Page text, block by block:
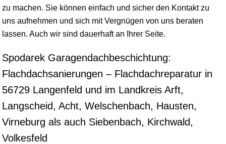
zu machen. Sie können einfach und sicher den Kontakt zu
uns aufnehmen und sich mit Vergnügen von uns beraten
lassen. Auch wir sind dauerhaft an Ihrer Seite.
Spodarek Garagendachbeschichtung:
Flachdachsanierungen – Flachdachreparatur in
56729 Langenfeld und im Landkreis Arft,
Langscheid, Acht, Welschenbach, Hausten,
Virneburg als auch Siebenbach, Kirchwald,
Volkesfeld